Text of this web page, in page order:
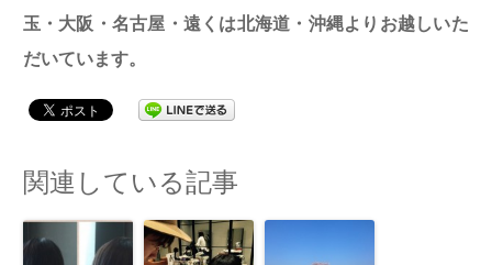
玉・大阪・名古屋・遠くは北海道・沖縄よりお越しいた
だいています。
関連している記事